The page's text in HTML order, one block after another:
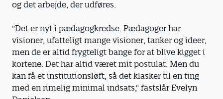
og det arbejde, der udføres.
"Det er nyt i pædagogkredse. Pædagoger har
visioner, ufatteligt mange visioner, tanker og ideer,
men de er altid frygteligt bange for at blive kigget i
kortene. Det har altid været mit postulat. Men du
kan få et institutionsløft, så det klasker til en ting
med en rimelig minimal indsats," fastslår Evelyn